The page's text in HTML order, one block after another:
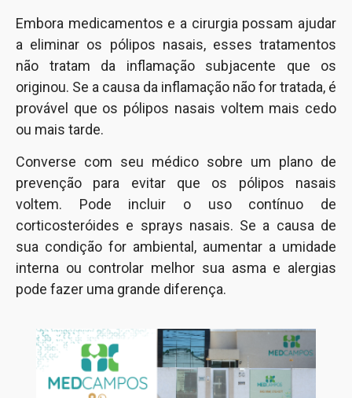
Embora medicamentos e a cirurgia possam ajudar
a eliminar os pólipos nasais, esses tratamentos
não tratam da inflamação subjacente que os
originou. Se a causa da inflamação não for tratada, é
provável que os pólipos nasais voltem mais cedo
ou mais tarde.
Converse com seu médico sobre um plano de
prevenção para evitar que os pólipos nasais
voltem. Pode incluir o uso contínuo de
corticosteróides e sprays nasais. Se a causa de
sua condição for ambiental, aumentar a umidade
interna ou controlar melhor sua asma e alergias
pode fazer uma grande diferença.